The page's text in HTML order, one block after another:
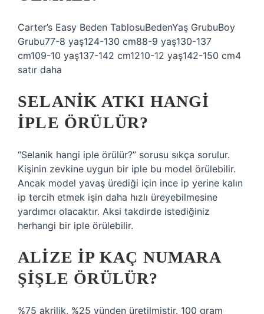
Carter’s Easy Beden TablosuBedenYaş GrubuBoy
Grubu77-8 yaş124-130 cm88-9 yaş130-137
cm109-10 yaş137-142 cm1210-12 yaş142-150 cm4
satır daha
SELANIK ATKI HANGI
IPLE ÖRÜLÜR?
“Selanik hangi iple örülür?” sorusu sıkça sorulur.
Kişinin zevkine uygun bir iple bu model örülebilir.
Ancak model yavaş ürediği için ince ip yerine kalın
ip tercih etmek işin daha hızlı üreyebilmesine
yardımcı olacaktır. Aksi takdirde istediğiniz
herhangi bir iple örülebilir.
ALIZE IP KAÇ NUMARA
ŞIŞLE ÖRÜLÜR?
%75 akrilik, %25 yünden üretilmiştir. 100 gram